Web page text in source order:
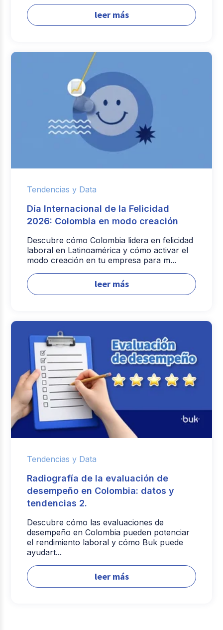
leer más
Tendencias y Data
Día Internacional de la Felicidad
2026: Colombia en modo creación
Descubre cómo Colombia lidera en felicidad
laboral en Latinoamérica y cómo activar el
modo creación en tu empresa para m...
leer más
Tendencias y Data
Radiografía de la evaluación de
desempeño en Colombia: datos y
tendencias 2.
Descubre cómo las evaluaciones de
desempeño en Colombia pueden potenciar
el rendimiento laboral y cómo Buk puede
ayudart...
leer más